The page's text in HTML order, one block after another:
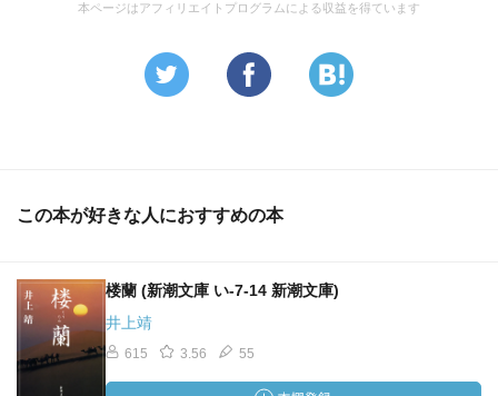
本ページはアフィリエイトプログラムによる収益を得ています
この本が好きな人におすすめの本
楼蘭 (新潮文庫 い-7-14 新潮文庫)
井上靖
615 3.56 55